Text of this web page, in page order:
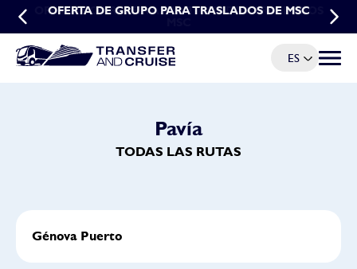
OFERTA DE GRUPO PARA TRASLADOS DE MSC
OFERTA POR RESERVAS ANTICIPADAS: TRASLADOS
ES Menú
Pavía
TODAS LAS RUTAS
Génova Puerto